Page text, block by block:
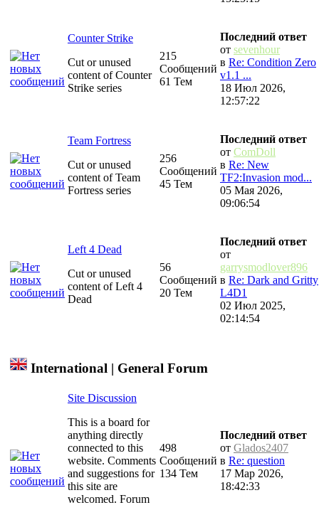
Counter Strike
Cut or unused
content of Counter
Strike series
215
Сообщений
61 Тем
Последний ответ
от sevenhour
в Re: Condition Zero
v1.1 ...
18 Июл 2026,
12:57:22
Team Fortress
Cut or unused
content of Team
Fortress series
256
Сообщений
45 Тем
Последний ответ
от ComDoll
в Re: New
TF2:Invasion mod...
05 Мая 2026,
09:06:54
Left 4 Dead
Cut or unused
content of Left 4
Dead
56
Сообщений
20 Тем
Последний ответ
от
garrysmodlover896
в Re: Dark and Gritty
L4D1
02 Июл 2025,
02:14:54
International | General Forum
Site Discussion
This is a board for
anything directly
connected to this
website. Comments
and suggestions for
this site are
welcomed. Forum
498
Сообщений
134 Тем
Последний ответ
от Glados2407
в Re: question
17 Мар 2026,
18:42:33